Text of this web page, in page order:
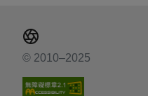
© 2010–2025